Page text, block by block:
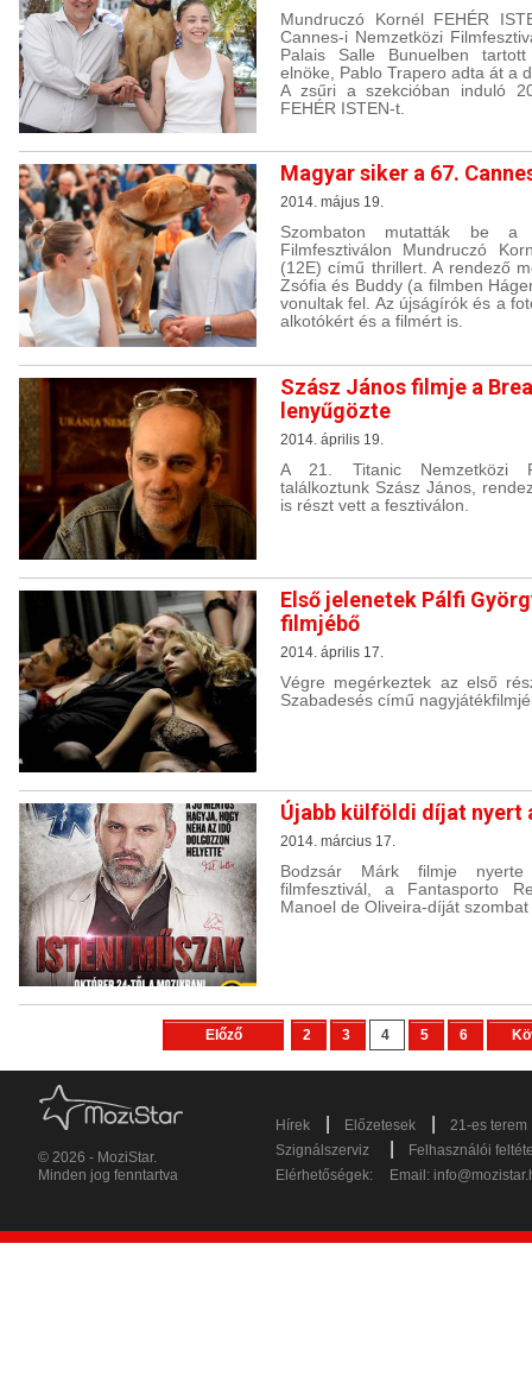
Mundruczó Kornél FEHÉR
Cannes-i Nemzetközi
Palais Salle Bunuelben
elnöke, Pablo Trapero adta át a
A zsűri a szekcióban induló
FEHÉR ISTEN-t.
Magyar siker a 67.
2014. május 19.
Szombaton mutatták be a
Filmfesztiválon Mundruczó
(12E) című thrillert. A rendező
Zsófia és Buddy (a filmben
vonultak fel. Az újságírók és a
alkotókért és a filmért is.
Szász János filmje a
lenyűgözte
2014. április 19.
A 21. Titanic Nemzetközi
találkoztunk Szász János,
is részt vett a fesztiválon.
Első jelenetek Pálfi
filmjébő
2014. április 17.
Végre megérkeztek az első
Szabadesés című
Újabb külföldi díjat nyert
2014. március 17.
Bodzsár Márk filmje
filmfesztivál, a Fantasporto
Manoel de Oliveira-díját
Előző 2 3 4 5 6
© 2026 - MoziStar.
Minden jog fenntartva
Hírek Előzetesek
21-es terem
Szignálszerviz
Felhasználói
Elérhetőségek:
Email: